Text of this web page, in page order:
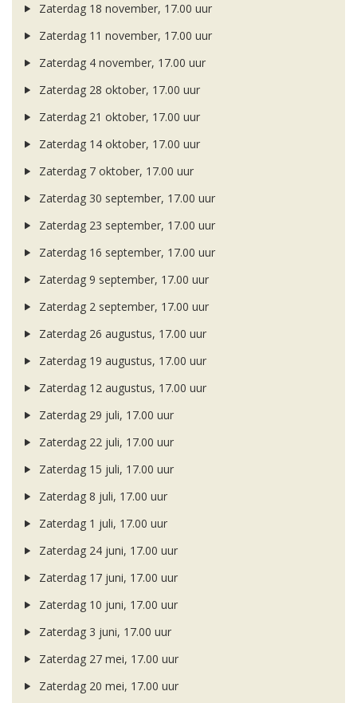
Zaterdag 18 november, 17.00 uur
Zaterdag 11 november, 17.00 uur
Zaterdag 4 november, 17.00 uur
Zaterdag 28 oktober, 17.00 uur
Zaterdag 21 oktober, 17.00 uur
Zaterdag 14 oktober, 17.00 uur
Zaterdag 7 oktober, 17.00 uur
Zaterdag 30 september, 17.00 uur
Zaterdag 23 september, 17.00 uur
Zaterdag 16 september, 17.00 uur
Zaterdag 9 september, 17.00 uur
Zaterdag 2 september, 17.00 uur
Zaterdag 26 augustus, 17.00 uur
Zaterdag 19 augustus, 17.00 uur
Zaterdag 12 augustus, 17.00 uur
Zaterdag 29 juli, 17.00 uur
Zaterdag 22 juli, 17.00 uur
Zaterdag 15 juli, 17.00 uur
Zaterdag 8 juli, 17.00 uur
Zaterdag 1 juli, 17.00 uur
Zaterdag 24 juni, 17.00 uur
Zaterdag 17 juni, 17.00 uur
Zaterdag 10 juni, 17.00 uur
Zaterdag 3 juni, 17.00 uur
Zaterdag 27 mei, 17.00 uur
Zaterdag 20 mei, 17.00 uur